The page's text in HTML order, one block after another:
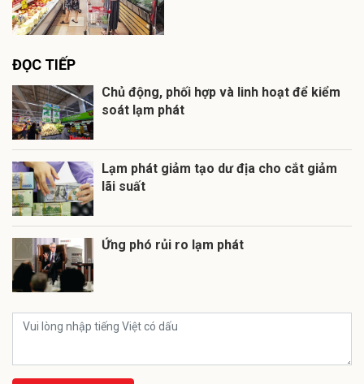
ĐỌC TIẾP
Chủ động, phối hợp và linh hoạt để kiểm
soát lạm phát
Lạm phát giảm tạo dư địa cho cắt giảm
lãi suất
Ứng phó rủi ro lạm phát